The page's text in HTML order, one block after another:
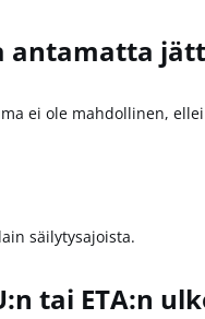
ei ole mahdollinen,
säilytysajoista.
tai ETA:n